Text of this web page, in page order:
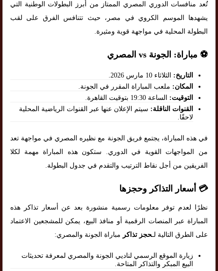
تُعد منافسات الدوري المصري الممتاز من أبرز البطولات الوطنية التي
يشهدها الموسم الكروي في مصر، حيث تتنافس الفرق على لقب
البطولة المحلية في مواجهة قوية ومثيرة.
⚽ مباراة: الجونة vs المصري
التاريخ: الثلاثاء 10 مارس 2026.
المكان: ملعب المباراة المقرر في الجونة.
التوقيت: الساعة 19:30 بتوقيت القاهرة.
القنوات الناقلة: سيتم الإعلان عنها عبر القنوات الرياضية المحلية
لاحقًا.
في هذه المباراة، يجتمع فريق الجونة مع نظيره المصري في مواجهة تعد
من المواجهات القوية في الدوري. ستكون هذه المباراة مهمة لكلا
الفريقين من أجل نقاط الترتيب والتقدم في جدول البطولة.
💳 أسعار التذاكر وحجزها
نظرًا لعدم توفر معلومات رسمية منشورة بعد عن أسعار تذاكر هذه
المباراة عبر المنصات الرقمية أو منافذ البيع، يمكن للمشجعين الاعتماد
على الطرق التالية لـحجز تذاكر مباراة الجونة والمصري:
زيارة الموقع الرسمي لناديي الجونة والمصري لمعرفة تحديثات
البيع المبكر والتذاكر المتاحة.